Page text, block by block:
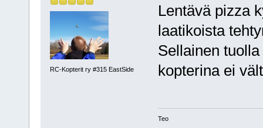
RC-Kopterit ry #315 EastSide
Lentävä pizza
laatikoista
Sellainen
kopterina ei
Teo